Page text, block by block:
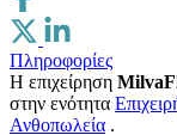
Πληροφορίες
Η επιχείρηση
στην ενότητα
Ανθοπωλεία .